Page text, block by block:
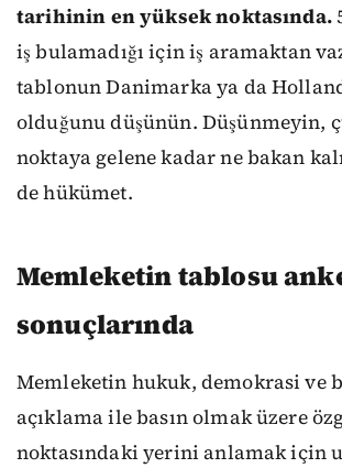
tarihinin en yüksek noktasında.
iş bulamadığı için iş aramaktan
tablonun Danimarka ya da
olduğunu düşünün. Düşünmeyin,
noktaya gelene kadar ne bakan
de hükümet.
Memleketin tablosu
sonuçlarında
Memleketin hukuk, demokrasi ve
açıklama ile basın olmak üzere
noktasındaki yerini anlamak için